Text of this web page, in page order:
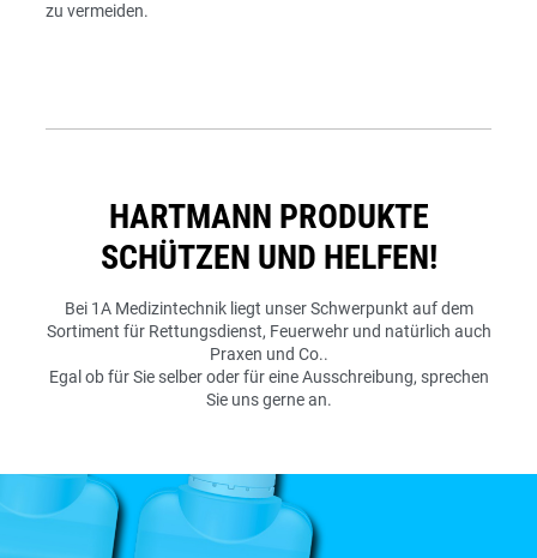
zu vermeiden.
HARTMANN PRODUKTE
SCHÜTZEN UND HELFEN!
Bei 1A Medizintechnik liegt unser Schwerpunkt auf dem
Sortiment für Rettungsdienst, Feuerwehr und natürlich auch
Praxen und Co..
Egal ob für Sie selber oder für eine Ausschreibung, sprechen
Sie uns gerne an.